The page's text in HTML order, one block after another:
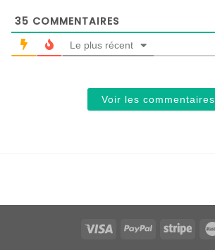
35 COMMENTAIRES
Le plus récent
Voir les commentaires